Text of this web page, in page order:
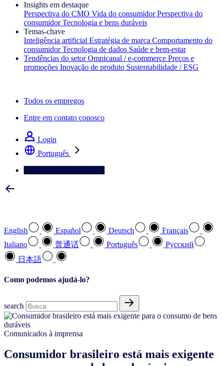
Insights em destaque
Perspectiva do CMO Vida do consumidor Perspectiva do
consumidor Tecnologia e bens duráveis
Temas‑chave
Inteligência artificial Estratégia de marca Comportamento do
consumidor Tecnologia de dados Saúde e bem‑estar
Tendências do setor Omnicanal / e‑commerce Preços e
promoções Inovação de produto Sustentabilidade / ESG
Todos os empregos
Entre em contato conosco
Login
Português
English Español Deutsch
Français
Italiano
普通话 Português
Pусский
日本語
Como podemos ajudá-lo?
search
Comunicados à imprensa
Consumidor brasileiro está mais exigente